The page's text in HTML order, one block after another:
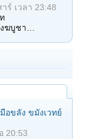
าร์ เวลา 23:48
ฆบูชา…
อขลัง ขมังเวทย์
20:53